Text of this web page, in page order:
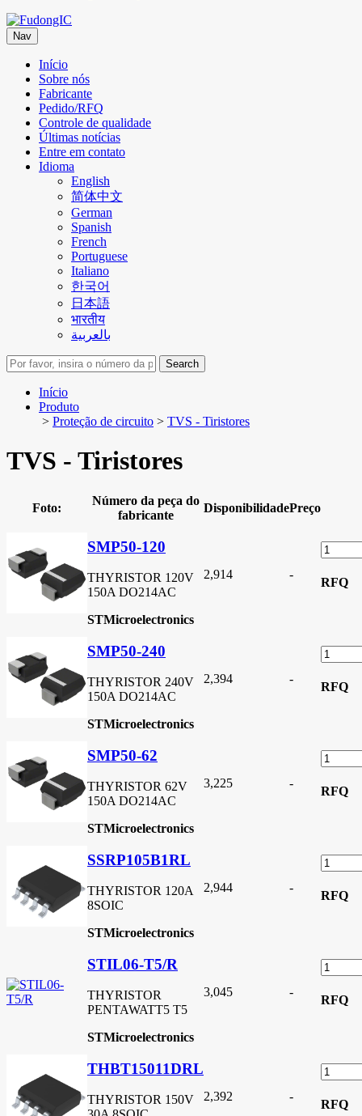
Nav
Início
Sobre nós
Fabricante
Pedido/RFQ
Controle de qualidade
Últimas notícias
Entre em contato
Idioma
English
简体中文
German
Spanish
French
Portuguese
Italiano
한국어
日本語
भारतीय
بالعربية
Search
Início
Produto
> Proteção de circuito > TVS - Tiristores
TVS - Tiristores
Foto:
Número da peça do
fabricante
DisponibilidadePreço
SMP50-120
THYRISTOR 120V
150A DO214AC
STMicroelectronics
2,914 -
RFQ
SMP50-240
THYRISTOR 240V
150A DO214AC
STMicroelectronics
2,394 -
RFQ
SMP50-62
THYRISTOR 62V
150A DO214AC
STMicroelectronics
3,225 -
RFQ
SSRP105B1RL
THYRISTOR 120A
8SOIC
STMicroelectronics
2,944 -
RFQ
STIL06-T5/R
THYRISTOR
PENTAWATT5 T5
STMicroelectronics
3,045 -
RFQ
THBT15011DRL
THYRISTOR 150V
2,392 -
RFQ